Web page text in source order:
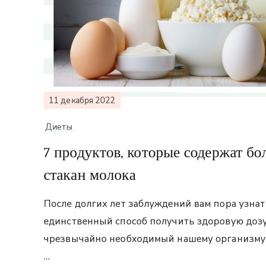
11 декабря 2022
Диеты
7 продуктов, которые содержат
стакан молока
После долгих лет заблуждений вам пора
единственный способ получить здоровую
чрезвычайно необходимый нашему
…